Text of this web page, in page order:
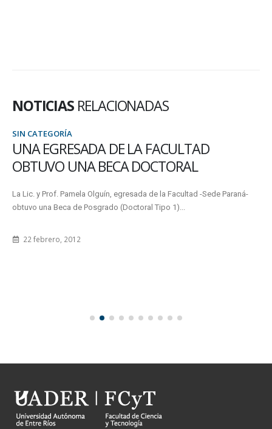
NOTICIAS RELACIONADAS
SIN CATEGORÍA
UNA EGRESADA DE LA FACULTAD
OBTUVO UNA BECA DOCTORAL
La Lic. y Prof. Pamela Olguín, egresada de la Facultad -Sede Paraná-
obtuvo una Beca de Posgrado (Doctoral Tipo 1)...
22 febrero, 2012